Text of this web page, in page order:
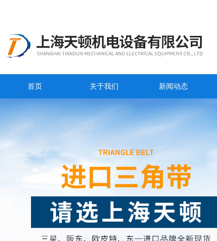
首页 关于我们 新闻动态